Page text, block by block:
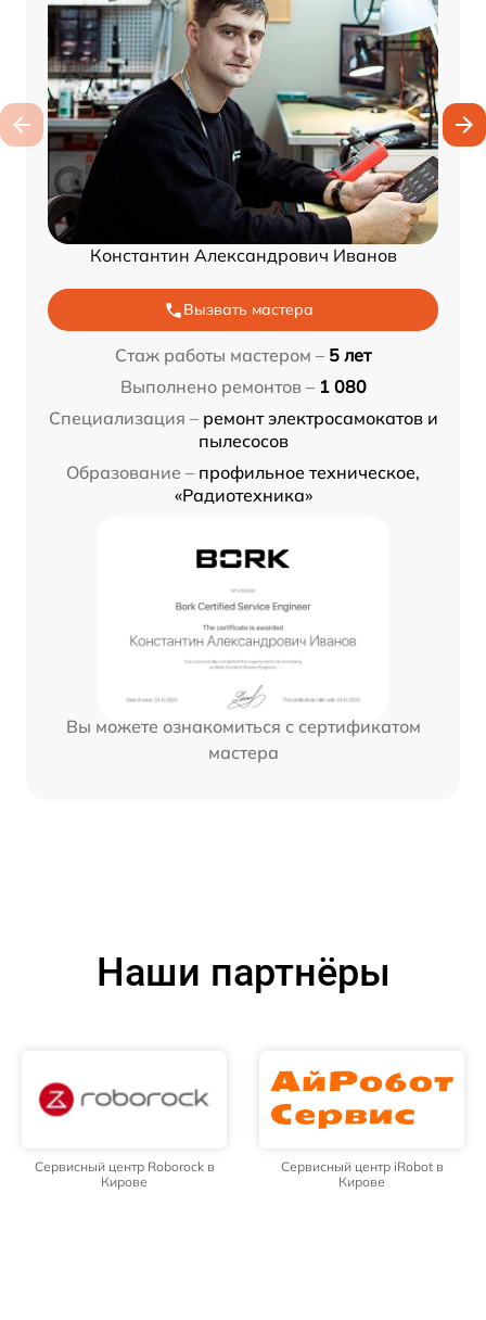
Константин Александрович Иванов
Вызвать мастера
Стаж работы мастером – 5 лет
Выполнено ремонтов – 1 080
Специализация – ремонт электросамокатов и
пылесосов
Образование – профильное техническое,
«Радиотехника»
Вы можете ознакомиться с сертификатом
мастера
Наши партнёры
Сервисный центр Roborock в
Кирове
Сервисный центр iRobot в
Кирове